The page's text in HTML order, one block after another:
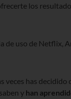
los
veces has decidido
y han